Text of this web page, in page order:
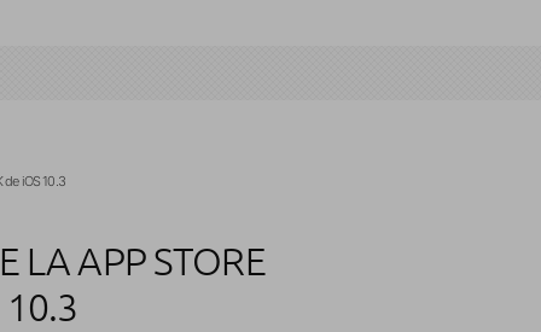
iOS 10.3
LA APP STORE
10.3